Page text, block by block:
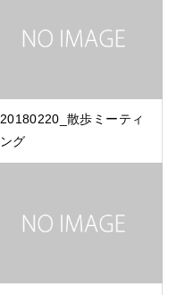
20180220_散歩ミーティ
ング